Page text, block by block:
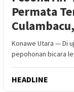
Permata
Konawe Utara — Di
pepohonan bicara
HEADLINE